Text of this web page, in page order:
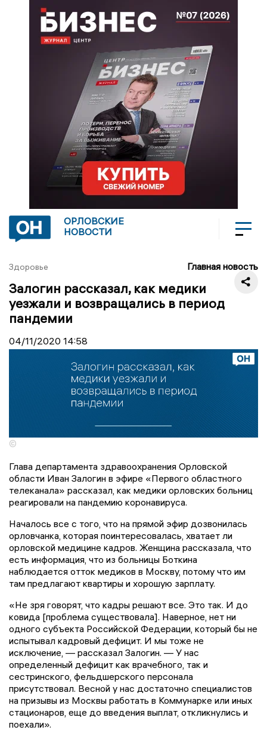
ОРЛОВСКИЕ
НОВОСТИ
Здоровье Главная новость
Залогин рассказал, как медики
уезжали и возвращались в период
пандемии
04/11/2020 14:58
©
Глава департамента здравоохранения Орловской
области Иван Залогин в эфире «Первого областного
телеканала» рассказал, как медики орловских больниц
реагировали на пандемию коронавируса.
Началось все с того, что на прямой эфир дозвонилась
орловчанка, которая поинтересовалась, хватает ли
орловской медицине кадров. Женщина рассказала, что
есть информация, что из больницы Боткина
наблюдается отток медиков в Москву, потому что им
там предлагают квартиры и хорошую зарплату.
«Не зря говорят, что кадры решают все. Это так. И до
ковида [проблема существовала]. Наверное, нет ни
одного субъекта Российской Федерации, который бы не
испытывал кадровый дефицит. И мы тоже не
исключение, — рассказал Залогин. — У нас
определенный дефицит как врачебного, так и
сестринского, фельдшерского персонала
присутствовал. Весной у нас достаточно специалистов
на призывы из Москвы работать в Коммунарке или иных
стационаров, еще до введения выплат, откликнулись и
поехали».